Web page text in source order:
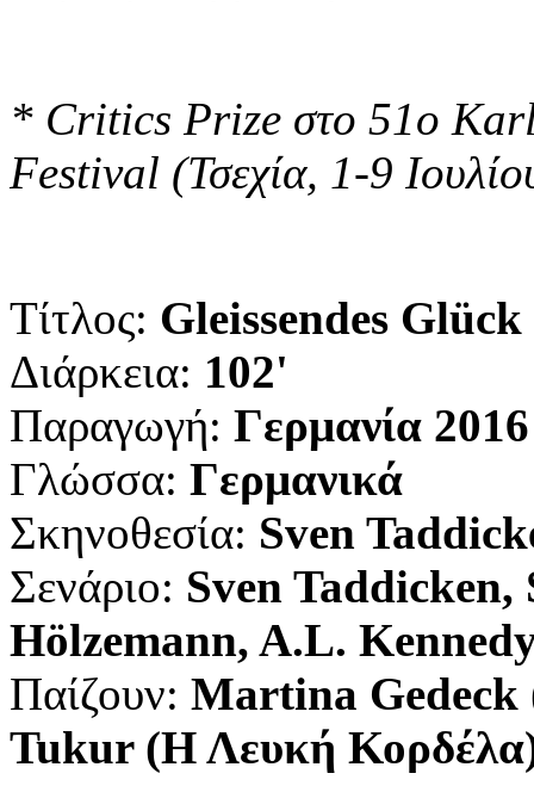
* Critics Prize στο 51ο
Festival (Τσεχία, 1-9
Τίτλος: Gleissendes
Διάρκεια: 102'
Παραγωγή: Γερμανία
Γλώσσα: Γερμανικά
Σκηνοθεσία: Sven
Σενάριο: Sven
Hölzemann, A.L.
Παίζουν: Martina
Tukur (Η Λευκή